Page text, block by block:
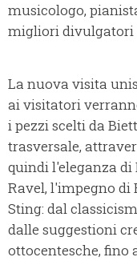
musicologo,
migliori divulgatori
La nuova visita
ai visitatori
i pezzi scelti da
trasversale,
quindi l'eleganza di
Ravel, l'impegno
Sting: dal
dalle suggestioni
ottocentesche, fino